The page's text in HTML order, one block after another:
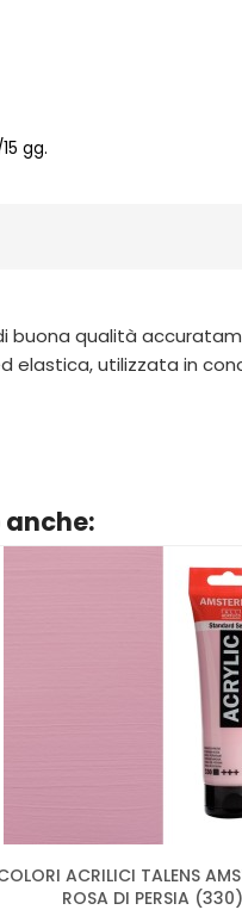
gg.
qualità
elastica, utilizzata in
ACRILICI TALENS
ROSA DI PERSIA (330)